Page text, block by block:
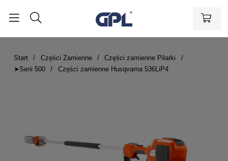
Start Części Zamienne
Części zamienne Pilarki
➤Serii 500
Części zamienne Husqvarna 536LiP4